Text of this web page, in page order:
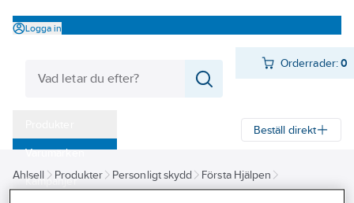
Logga in
Orderrader:0
Varumärken
Kampanjer
Beställ direkt
Ahlsell Produkter Personligt skydd
Första Hjälpen
Förbandsmaterial
Förbandstavlor